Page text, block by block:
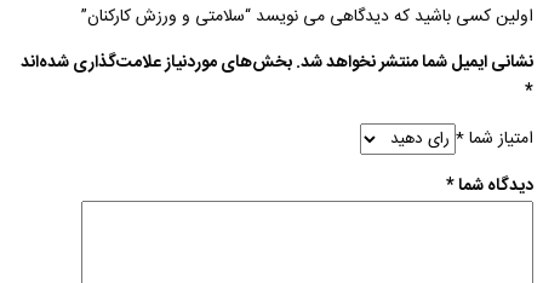
اولین کسی باشید که دیدگاهی می نویسد “سلامتی و ورزش کارکنان”
نشانی ایمیل شما منتشر نخواهد شد.بخش‌های موردنیاز علامت‌گذاری شده‌اند
*
امتیاز شما*
دیدگاه شما*